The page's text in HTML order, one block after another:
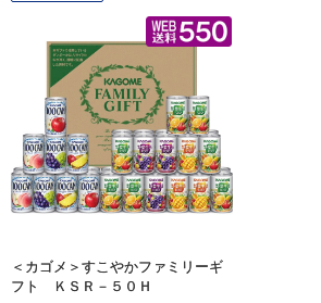
＜カゴメ＞すこやかファミリーギ
フト ＫＳＲ－５０Ｈ